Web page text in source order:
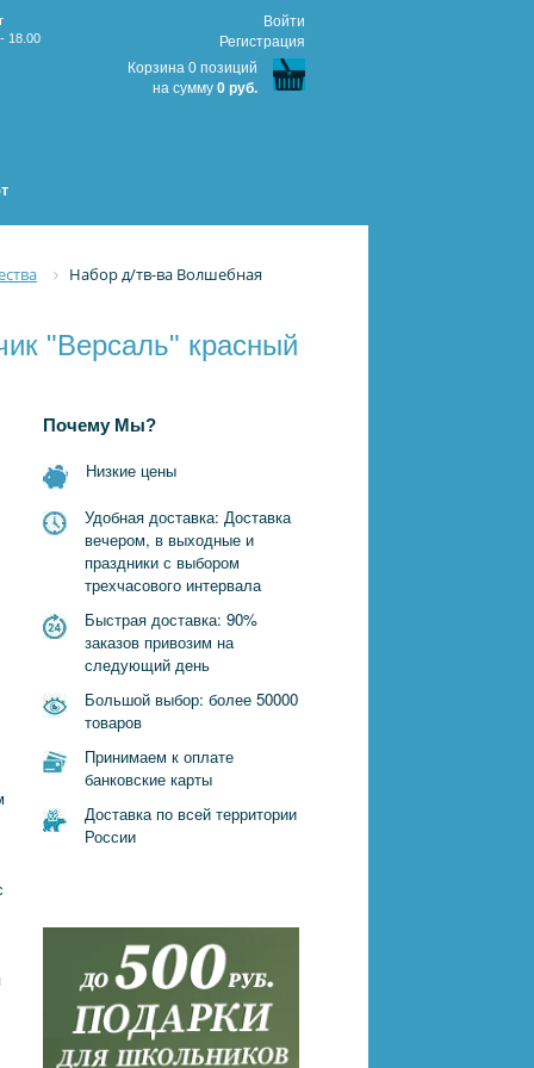
18.00
Войти
Регистрация
Корзина 0 позиций
на сумму 0 руб.
Набор д/тв-ва Волшебная
"Версаль" красный
Почему Мы?
Низкие цены
Удобная доставка: Доставка
вечером, в выходные и
праздники с выбором
трехчасового интервала
Быстрая доставка: 90%
заказов привозим на
следующий день
Большой выбор: более 50000
товаров
Принимаем к оплате
банковские карты
Доставка по всей территории
России